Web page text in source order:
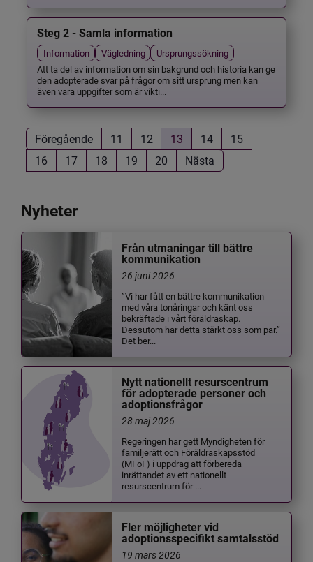
Steg 2 - Samla information
Information Vägledning
Ursprungssökning
Att ta del av information om sin bakgrund och historia kan ge
den adopterade svar på frågor om sitt ursprung men kan
även vara uppgifter som är vikti...
Föregående 11 12 13 14
15
16
17 18 19 20 Nästa
Nyheter
Från utmaningar till bättre
kommunikation
26 juni 2026
”Vi har fått en bättre kommunikation
med våra tonåringar och känt oss
bekräftade i vårt föräldraskap.
Dessutom har detta stärkt oss som par.”
Det ber...
Nytt nationellt resurscentrum
för adopterade personer och
adoptionsfrågor
28 maj 2026
Regeringen har gett Myndigheten för
familjerätt och Föräldraskapsstöd
(MFoF) i uppdrag att förbereda
inrättandet av ett nationellt
resurscentrum för ...
Fler möjligheter vid
adoptionsspecifikt samtalsstöd
19 mars 2026